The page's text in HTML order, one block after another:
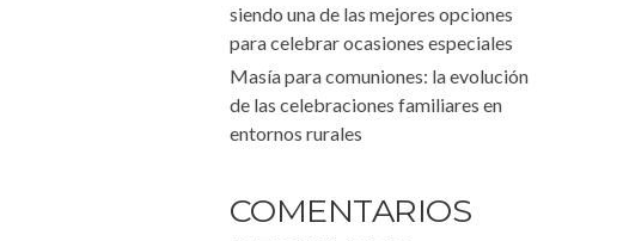
siendo una de las mejores opciones
para celebrar ocasiones especiales
Masía para comuniones: la evolución
de las celebraciones familiares en
entornos rurales
COMENTARIOS